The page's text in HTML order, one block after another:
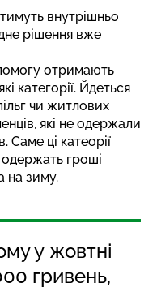
внутрішньо
рішення вже
отримають
категорії. Йдеться
чи житлових
які не одержали
Саме ці катеорії
гроші
на зиму.
у жовтні
гривень,